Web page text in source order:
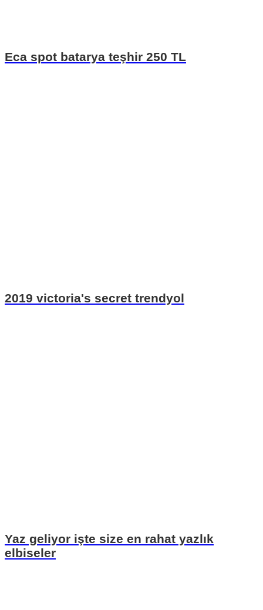
Eca spot batarya teşhir 250 TL
2019 victoria's secret trendyol
Yaz geliyor işte size en rahat yazlık
elbiseler